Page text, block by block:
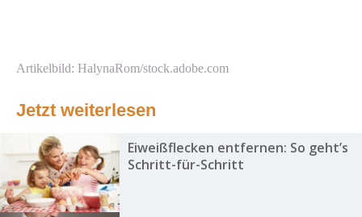
Artikelbild: HalynaRom/stock.adobe.com
Jetzt weiterlesen
Eiweißflecken entfernen: So geht’s
Schritt-für-Schritt